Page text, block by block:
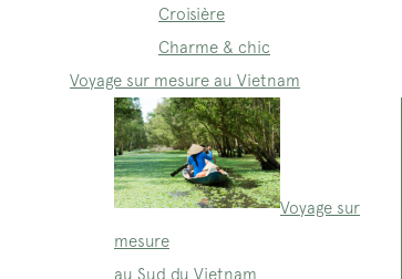
Croisière
Charme & chic
Voyage sur mesure au Vietnam
Voyage sur
mesure
au Sud du Vietnam